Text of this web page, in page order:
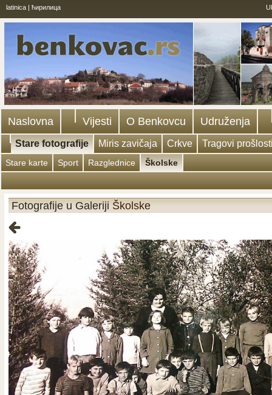
latinica | ћирилица
Naslovna Vijesti O Benkovcu Udruženja
Stare fotografije Miris zavičaja Crkve Tragovi
Stare karte Sport Razglednice Školske
Fotografije u Galeriji Školske